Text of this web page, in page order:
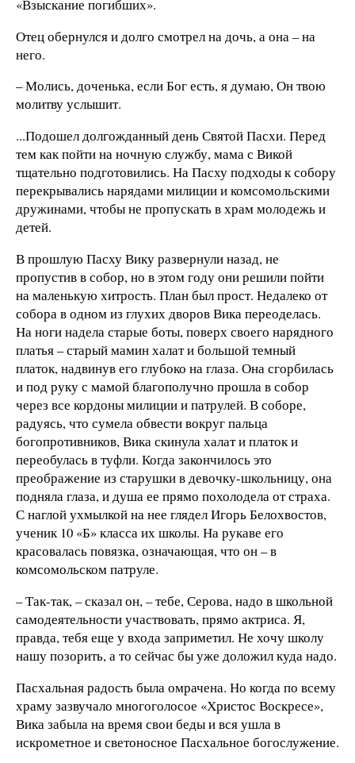
«Взыскание погибших».
Отец обернулся и долго смотрел на дочь, а она – на
него.
– Молись, доченька, если Бог есть, я думаю, Он твою
молитву услышит.
...Подошел долгожданный день Святой Пасхи. Перед
тем как пойти на ночную службу, мама с Викой
тщательно подготовились. На Пасху подходы к собору
перекрывались нарядами милиции и комсомольскими
дружинами, чтобы не пропускать в храм молодежь и
детей.
В прошлую Пасху Вику развернули назад, не
пропустив в собор, но в этом году они решили пойти
на маленькую хитрость. План был прост. Недалеко от
собора в одном из глухих дворов Вика переоделась.
На ноги надела старые боты, поверх своего нарядного
платья – старый мамин халат и большой темный
платок, надвинув его глубоко на глаза. Она сгорбилась
и под руку с мамой благополучно прошла в собор
через все кордоны милиции и патрулей. В соборе,
радуясь, что сумела обвести вокруг пальца
богопротивников, Вика скинула халат и платок и
переобулась в туфли. Когда закончилось это
преображение из старушки в девочку-школьницу, она
подняла глаза, и душа ее прямо похолодела от страха.
С наглой ухмылкой на нее глядел Игорь Белохвостов,
ученик 10 «Б» класса их школы. На рукаве его
красовалась повязка, означающая, что он – в
комсомольском патруле.
– Так-так, – сказал он, – тебе, Серова, надо в школьной
самодеятельности участвовать, прямо актриса. Я,
правда, тебя еще у входа заприметил. Не хочу школу
нашу позорить, а то сейчас бы уже доложил куда надо.
Пасхальная радость была омрачена. Но когда по всему
храму зазвучало многоголосое «Христос Воскресе»,
Вика забыла на время свои беды и вся ушла в
искрометное и светоносное Пасхальное богослужение.